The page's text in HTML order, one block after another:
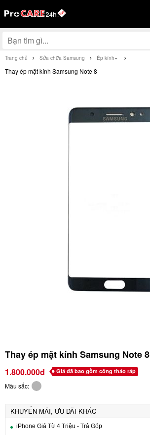
Trang chủ Sửa chữa Samsung Ép kính
Thay ép mặt kính Samsung Note 8
Thay ép mặt kính Samsung Note 8
1.800.000đ Giá đã bao gồm công tháo ráp
Màu sắc:
KHUYẾN MÃI, ƯU ĐÃI KHÁC
iPhone Giá Từ 4 Triệu - Trả Góp